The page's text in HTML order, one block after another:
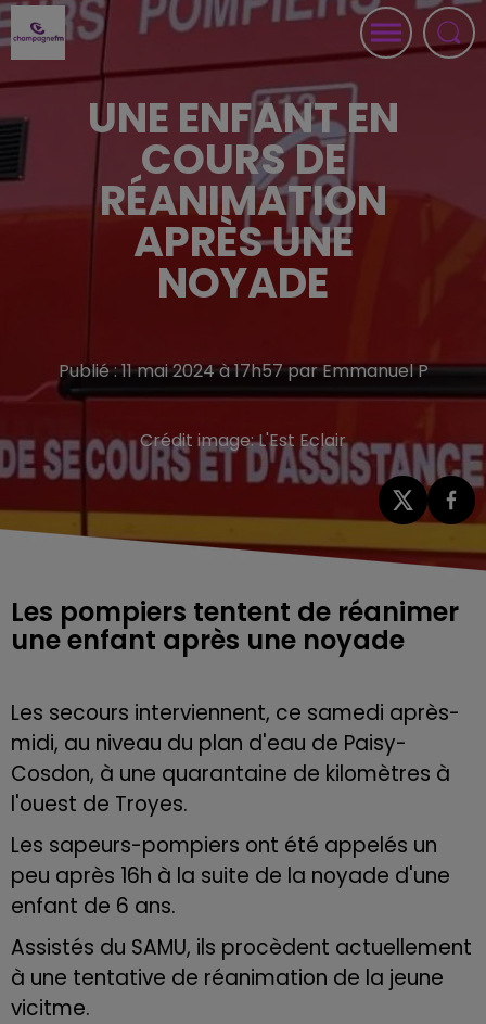
UNE ENFANT EN
COURS DE
RÉANIMATION
APRÈS UNE
NOYADE
Publié : 11 mai 2024 à 17h57 par Emmanuel P
Crédit image:L'Est Eclair
Les pompiers tentent de réanimer
une enfant après une noyade
Les secours interviennent, ce samedi après-
midi, au niveau du plan d'eau de Paisy-
Cosdon, à une quarantaine de kilomètres à
l'ouest de Troyes.
Les sapeurs-pompiers ont été appelés un
peu après 16h à la suite de la noyade d'une
enfant de 6 ans.
Assistés du SAMU, ils procèdent actuellement
à une tentative de réanimation de la jeune
vicitme.